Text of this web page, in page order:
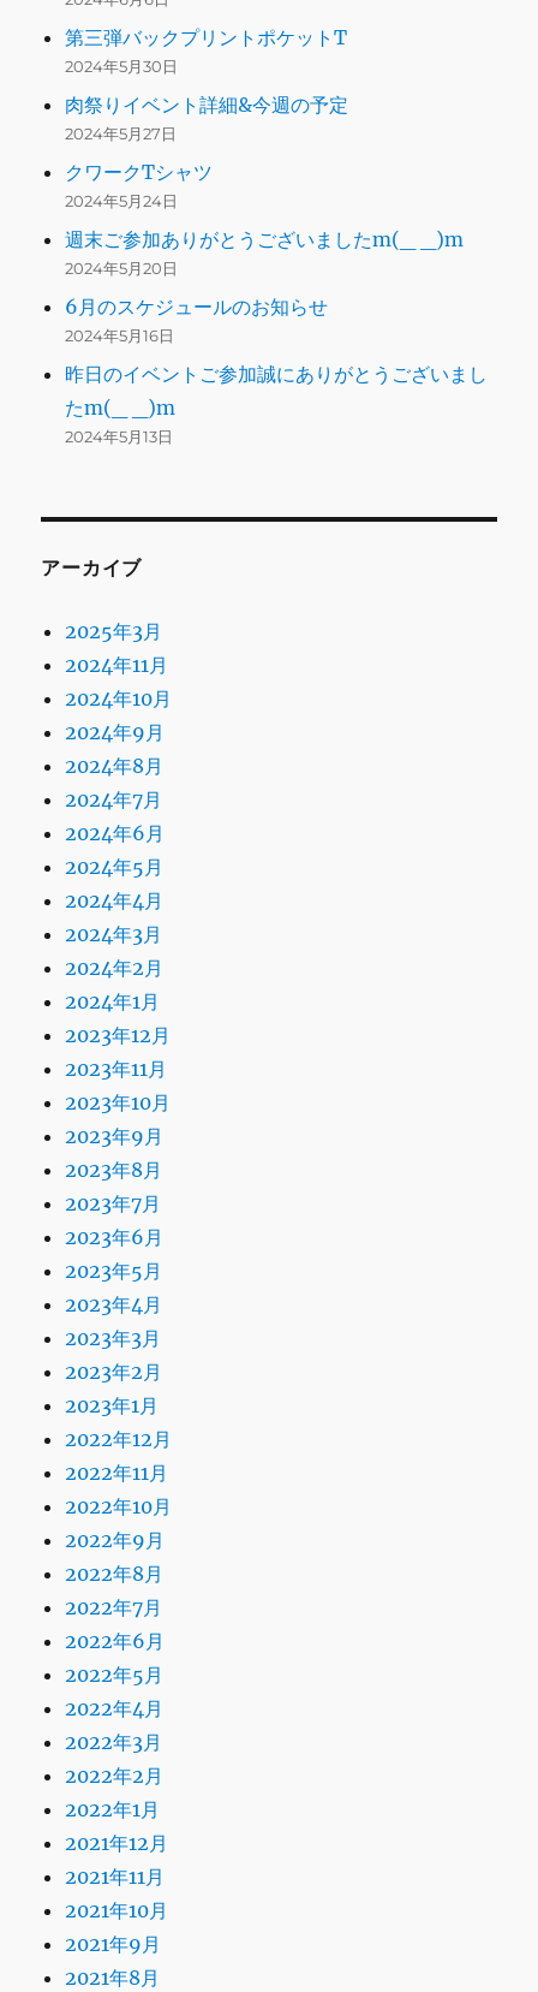
第三弾バックプリントポケットT
2024年5月30日
肉祭りイベント詳細&今週の予定
2024年5月27日
クワークTシャツ
2024年5月24日
週末ご参加ありがとうございましたm(_ _)m
2024年5月20日
6月のスケジュールのお知らせ
2024年5月16日
昨日のイベントご参加誠にありがとうございまし
たm(_ _)m
2024年5月13日
アーカイブ
2025年3月
2024年11月
2024年10月
2024年9月
2024年8月
2024年7月
2024年6月
2024年5月
2024年4月
2024年3月
2024年2月
2024年1月
2023年12月
2023年11月
2023年10月
2023年9月
2023年8月
2023年7月
2023年6月
2023年5月
2023年4月
2023年3月
2023年2月
2023年1月
2022年12月
2022年11月
2022年10月
2022年9月
2022年8月
2022年7月
2022年6月
2022年5月
2022年4月
2022年3月
2022年2月
2022年1月
2021年12月
2021年11月
2021年10月
2021年9月
2021年8月